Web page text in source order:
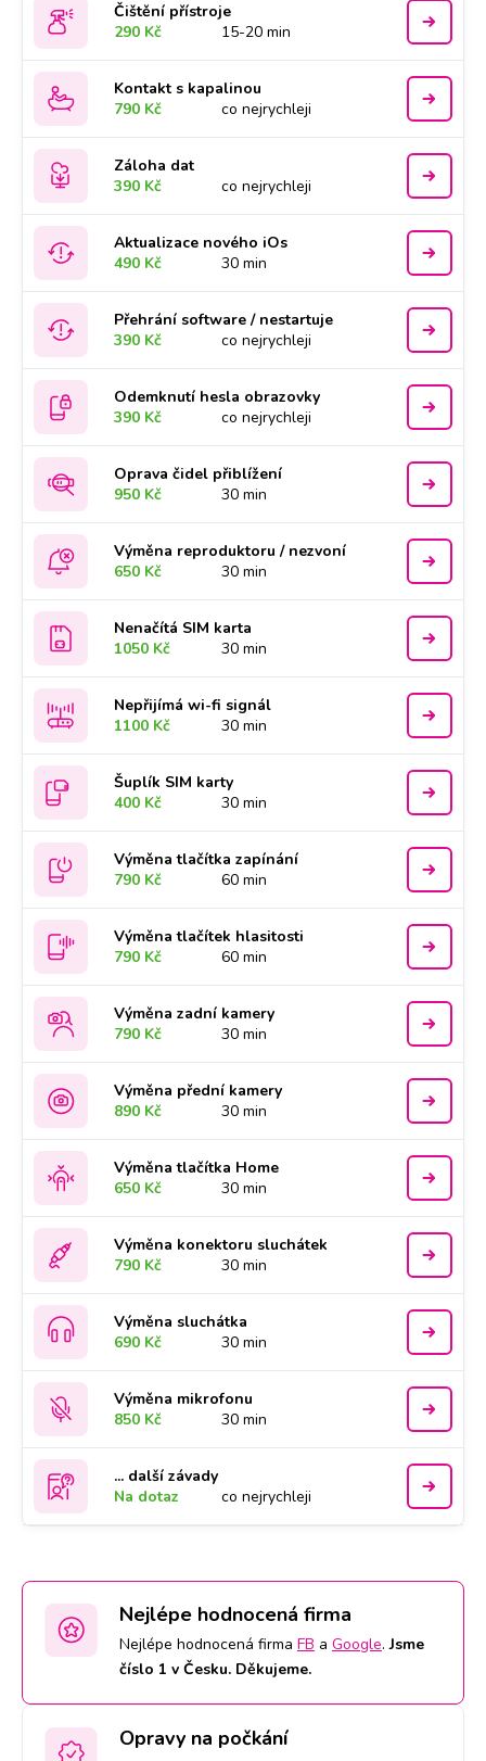
Čištění přístroje
290 Kč
15-20 min
Kontakt s kapalinou
790 Kč
co nejrychleji
Záloha dat
390 Kč
co nejrychleji
Aktualizace nového iOs
490 Kč
30 min
Přehrání software / nestartuje
390 Kč
co nejrychleji
Odemknutí hesla obrazovky
390 Kč
co nejrychleji
Oprava čidel přiblížení
950 Kč
30 min
Výměna reproduktoru / nezvoní
650 Kč
30 min
Nenačítá SIM karta
1050 Kč
30 min
Nepřijímá wi-fi signál
1100 Kč
30 min
Šuplík SIM karty
400 Kč
30 min
Výměna tlačítka zapínání
790 Kč
60 min
Výměna tlačítek hlasitosti
790 Kč
60 min
Výměna zadní kamery
790 Kč
30 min
Výměna přední kamery
890 Kč
30 min
Výměna tlačítka Home
650 Kč
30 min
Výměna konektoru sluchátek
790 Kč
30 min
Výměna sluchátka
690 Kč
30 min
Výměna mikrofonu
850 Kč
30 min
... další závady
Na dotaz
co nejrychleji
Nejlépe hodnocená firma
Nejlépe hodnocená firma FB a Google.Jsme
číslo 1 v Česku. Děkujeme.
Opravy na počkání